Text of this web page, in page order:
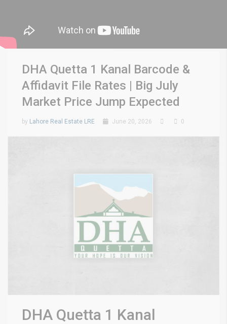
DHA Quetta 1 Kanal Barcode &
Affidavit File Rates | Big July
Market Price Jump Expected
by Lahore Real Estate LRE June 20, 2026 0
DHA Quetta 1 Kanal